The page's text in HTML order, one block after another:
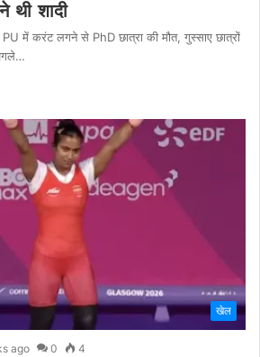
थी शादी
में करंट लगने से PhD छात्रा की मौत, गुस्साए छात्रों
खेल
ago 0 4